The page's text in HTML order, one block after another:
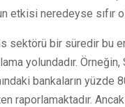
etkisi neredeyse sıfır
sektörü bir süredir bu
yolundadır. Örneğin,
bankaların yüzde
raporlamaktadır.